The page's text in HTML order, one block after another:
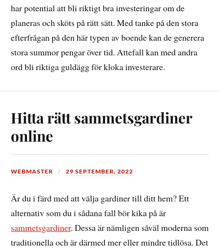
har potential att bli riktigt bra investeringar om de
planeras och sköts på rätt sätt. Med tanke på den stora
efterfrågan på den här typen av boende kan de generera
stora summor pengar över tid. Attefall kan med andra
ord bli riktiga guldägg för kloka investerare.
Hitta rätt sammetsgardiner
online
WEBMASTER 29 SEPTEMBER, 2022
Är du i färd med att välja gardiner till ditt hem? Ett
alternativ som du i sådana fall bör kika på är
sammetsgardiner. Dessa är nämligen såväl moderna som
traditionella och är därmed mer eller mindre tidlösa. Det